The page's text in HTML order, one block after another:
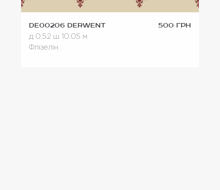
DE00206 Derwent 500 грн
д 0.52 ш 10.05 м
Флізелін